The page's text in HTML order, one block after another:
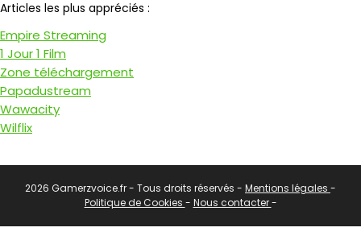
Articles les plus appréciés :
Empire Streaming
1 Jour 1 Film
Zone téléchargement
Papadustream
Wawacity
Wilflix
2026 Gamerzvoice.fr - Tous droits réservés - Mentions légales -
Politique de Cookies - Nous contacter-